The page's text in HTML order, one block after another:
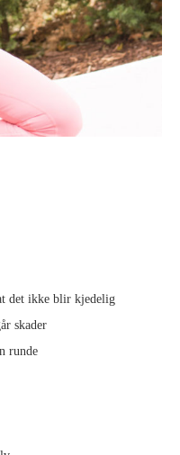
det ikke blir kjedelig
skader
runde